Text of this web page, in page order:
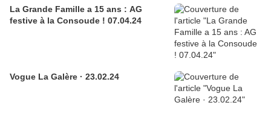
La Grande Famille a 15 ans : AG
festive à la Consoude ! 07.04.24
Vogue La Galère · 23.02.24